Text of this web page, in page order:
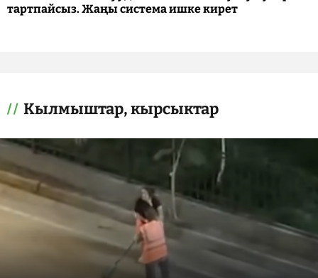
тартпайсыз. Жаңы система ишке кирет
Кылмыштар, кырсыктар